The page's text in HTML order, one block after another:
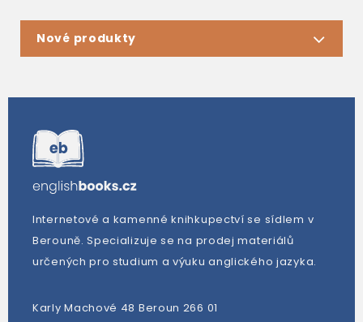
Nové produkty
Internetové a kamenné knihkupectví se sídlem v
Berouně. Specializuje se na prodej materiálů
určených pro studium a výuku anglického jazyka.
Karly Machové 48 Beroun 266 01